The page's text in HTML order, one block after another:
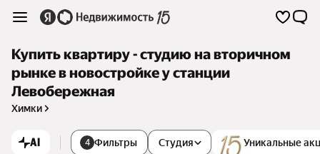
Купить квартиру - студию на вторичном
рынке в новостройке у станции
Левобережная
Химки
AI 4 Фильтры Уникальные
Студия